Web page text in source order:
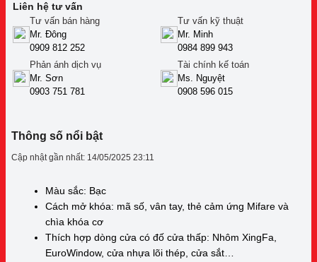
Liên hệ tư vấn
Tư vấn bán hàng
Mr. Đông
0909 812 252
Tư vấn kỹ thuật
Mr. Minh
0984 899 943
Phản ánh dịch vụ
Mr. Sơn
0903 751 781
Tài chính kế toán
Ms. Nguyệt
0908 596 015
Thông số nổi bật
Cập nhật gần nhất: 14/05/2025 23:11
Màu sắc: Bạc
Cách mở khóa: mã số, vân tay, thẻ cảm ứng Mifare và
chìa khóa cơ
Thích hợp dòng cửa có đố cửa thấp: Nhôm XingFa,
EuroWindow, cửa nhựa lõi thép, cửa sắt…